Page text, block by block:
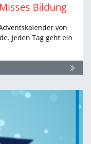
Bildung
von
Jeden Tag geht ein